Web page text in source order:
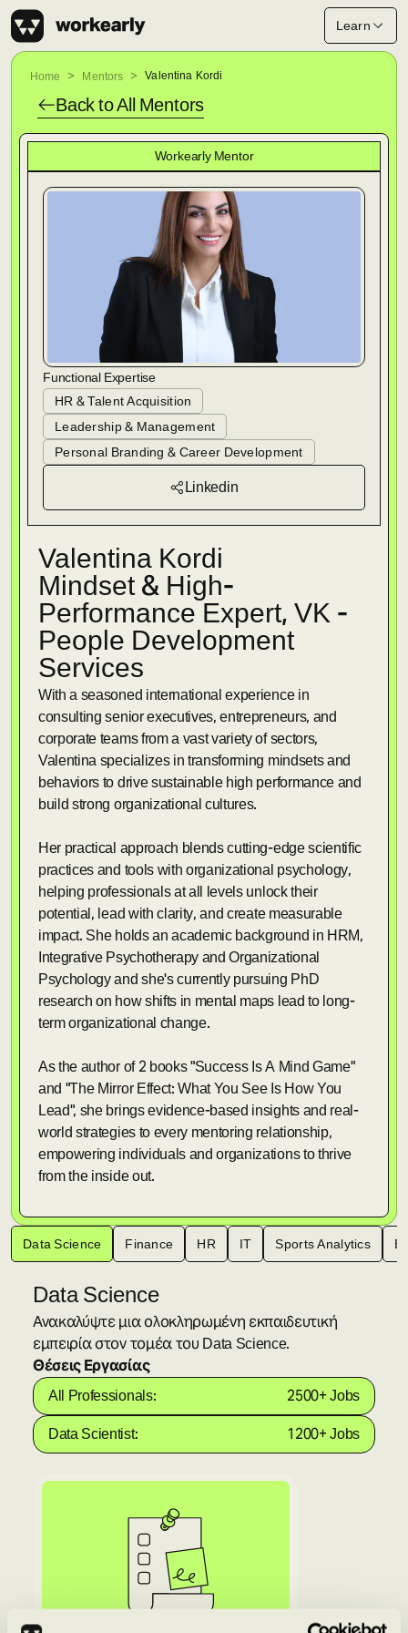
Learn
Home Mentors Valentina Kordi
Back to AllMentors
Workearly Mentor
Functional Expertise
HR & Talent Acquisition
Leadership & Management
Personal Branding & Career Development
Linkedin
Valentina Kordi
Mindset & High-
Performance Expert,VK -
People Development
Services
With a seasoned international experience in
consulting senior executives, entrepreneurs, and
corporate teams from a vast variety of sectors,
Valentina specializes in transforming mindsets and
behaviors to drive sustainable high performance and
build strong organizational cultures.
Her practical approach blends cutting-edge scientific
practices and tools with organizational psychology,
helping professionals at all levels unlock their
potential, lead with clarity, and create measurable
impact. She holds an academic background in HRM,
Integrative Psychotherapy and Organizational
Psychology and she's currently pursuing PhD
research on how shifts in mental maps lead to long-
term organizational change.
As the author of 2 books "Success Is A Mind Game"
and "The Mirror Effect: What You See Is How You
Lead", she brings evidence-based insights and real-
world strategies to every mentoring relationship,
empowering individuals and organizations to thrive
from the inside out.
Data Science Finance HR IT Sports Analytics
Data Science
Ανακαλύψτε μια ολοκληρωμένη εκπαιδευτική
εμπειρία στον τομέα του Data Science.
Θέσεις Εργασίας
All Professionals:
2500+ Jobs
Data Scientist:
1200+ Jobs